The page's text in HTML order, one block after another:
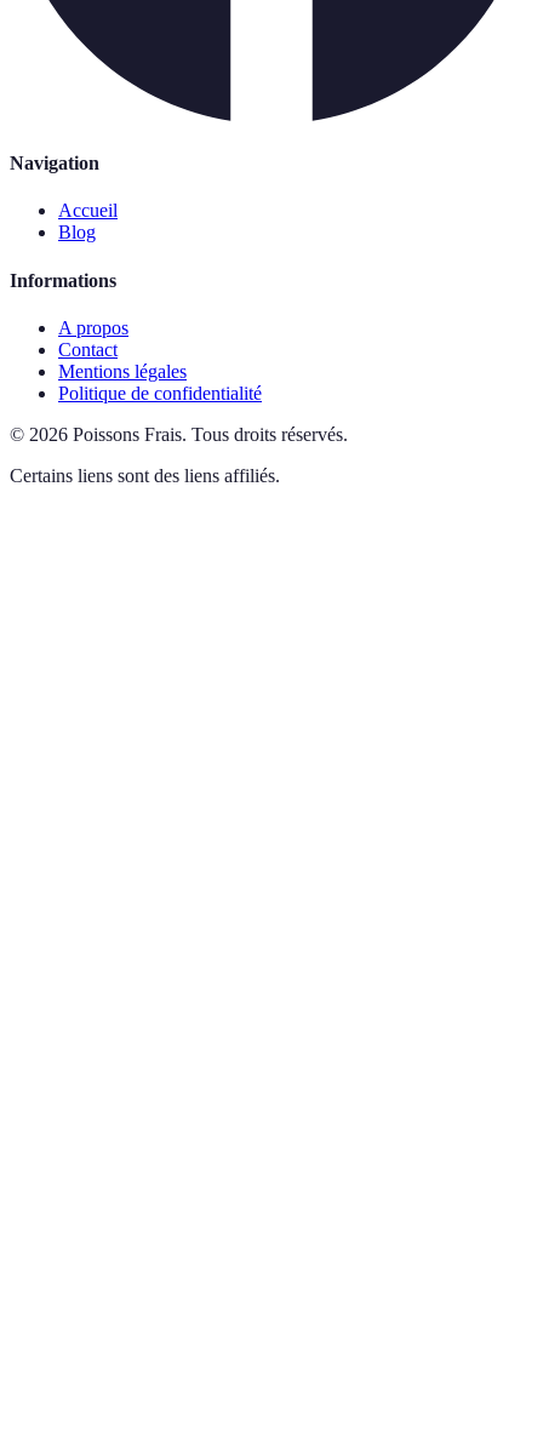
Navigation
Accueil
Blog
Informations
A propos
Contact
Mentions légales
Politique de confidentialité
© 2026 Poissons Frais. Tous droits réservés.
Certains liens sont des liens affiliés.